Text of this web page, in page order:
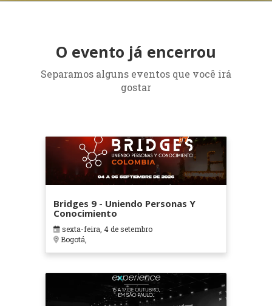
O evento já encerrou
Separamos alguns eventos que você irá
gostar
Bridges 9 - Uniendo Personas Y
Conocimiento
sexta-feira, 4 de setembro
Bogotá,